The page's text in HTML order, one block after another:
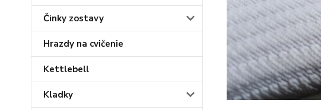
Činky zostavy
Hrazdy na cvičenie
Kettlebell
Kladky